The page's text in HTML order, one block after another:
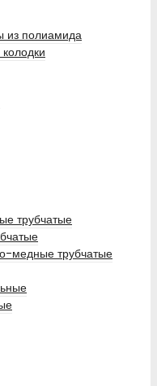
из полиамида
трубчатые
медные трубчатые